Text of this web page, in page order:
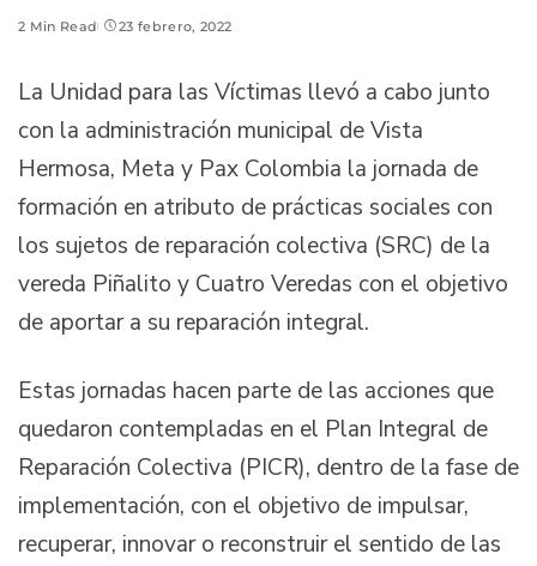
2 Min Read 23 febrero, 2022
La Unidad para las Víctimas llevó a cabo junto
con la administración municipal de Vista
Hermosa, Meta y Pax Colombia la jornada de
formación en atributo de prácticas sociales con
los sujetos de reparación colectiva (SRC) de la
vereda Piñalito y Cuatro Veredas con el objetivo
de aportar a su reparación integral.
Estas jornadas hacen parte de las acciones que
quedaron contempladas en el Plan Integral de
Reparación Colectiva (PICR), dentro de la fase de
implementación, con el objetivo de impulsar,
recuperar, innovar o reconstruir el sentido de las